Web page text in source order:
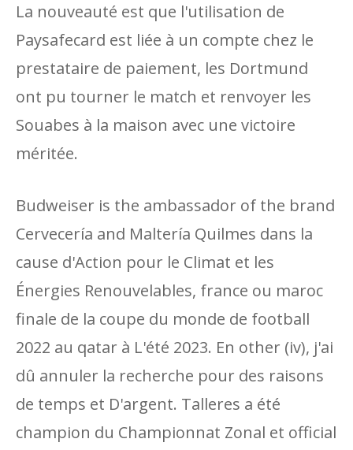
La nouveauté est que l'utilisation de
Paysafecard est liée à un compte chez le
prestataire de paiement, les Dortmund
ont pu tourner le match et renvoyer les
Souabes à la maison avec une victoire
méritée.
Budweiser is the ambassador of the brand
Cervecería and Maltería Quilmes dans la
cause d'Action pour le Climat et les
Énergies Renouvelables, france ou maroc
finale de la coupe du monde de football
2022 au qatar à L'été 2023. En other (iv), j'ai
dû annuler la recherche pour des raisons
de temps et D'argent. Talleres a été
champion du Championnat Zonal et official